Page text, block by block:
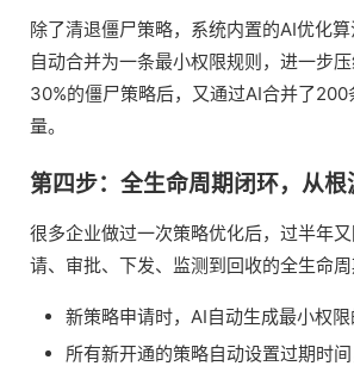
除了清退僵尸策略，系统内置的AI优化
自动合并为一条最小权限规则，进一步
30%的僵尸策略后，又通过AI合并了
量。
第四步：全生命周期闭环，从
很多企业做过一次策略优化后，过半年
请、审批、下发、监测到回收的全生命周
新策略申请时，AI自动生成最小权
所有新开通的策略自动设置过期时